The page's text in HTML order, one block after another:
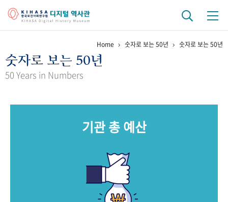
걸어온 길 기관 변천사 역대 기관장
키워드로 보는 연구 역사
문서 기록물 행정박물
Home 숫자로 보는 50년 숫자로 보는 50년
숫자로 보는 50년
50 Years in Numbers
기관 총 예산